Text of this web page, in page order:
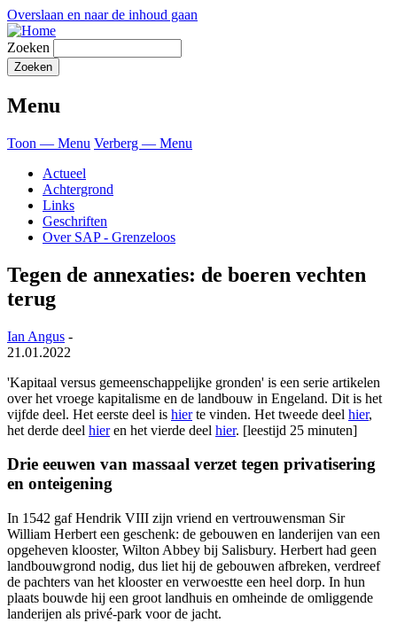
Overslaan en naar de inhoud gaan
Zoeken
Menu
Toon — Menu Verberg — Menu
Actueel
Achtergrond
Links
Geschriften
Over SAP - Grenzeloos
Tegen de annexaties: de boeren vechten
terug
Ian Angus -
21.01.2022
'Kapitaal versus gemeenschappelijke gronden' is een serie artikelen
over het vroege kapitalisme en de landbouw in Engeland. Dit is het
vijfde deel. Het eerste deel is hierte vinden. Het tweede deel hier,
het derde deel hieren het vierde deel hier. [leestijd 25 minuten]
Drie eeuwen van massaal verzet tegen privatisering
en onteigening
In 1542 gaf Hendrik VIII zijn vriend en vertrouwensman Sir
William Herbert een geschenk: de gebouwen en landerijen van een
opgeheven klooster, Wilton Abbey bij Salisbury. Herbert had geen
landbouwgrond nodig, dus liet hij de gebouwen afbreken, verdreef
de pachters van het klooster en verwoestte een heel dorp. In hun
plaats bouwde hij een groot landhuis en omheinde de omliggende
landerijen als privé-park voor de jacht.